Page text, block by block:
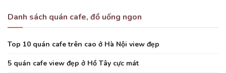
Danh sách quán cafe, đồ uống ngon
Top 10 quán cafe trên cao ở Hà Nội view đẹp
5 quán cafe view đẹp ở Hồ Tây cực mát